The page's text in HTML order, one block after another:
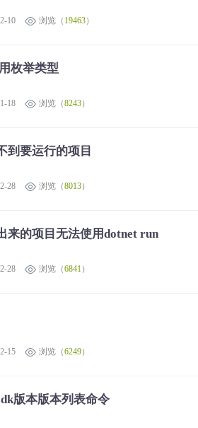
10 浏览（ 19463）
枚举类型
18 浏览（8243）
到要运行的项目
28 浏览（8013）
来的项目无法使用dotnet run
28 浏览（6841）
15 浏览（6249）
版本版本列表命令